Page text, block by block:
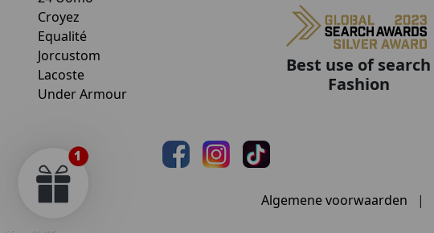
Croyez
Equalité
Jorcustom
Lacoste
Under Armour
Best use of search
Fashion
Algemene voorwaarden |